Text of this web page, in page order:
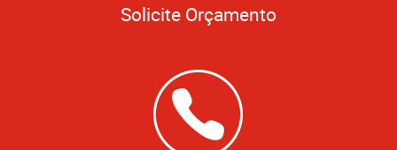
Solicite Orçamento